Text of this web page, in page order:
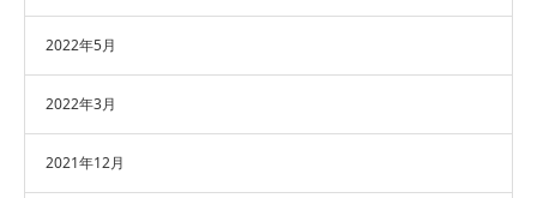
2022年5月
2022年3月
2021年12月